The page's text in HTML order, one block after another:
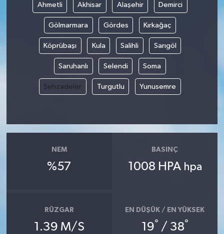
Ahmetli Akhisar Alaşehir Demirci
Gölmarmara Gördes Kırkağaç
Köprübaşı Kula Salihli Sarıgöl
Saruhanlı Selendi Soma
Şehzadeler Turgutlu Yunusemre
NEM
%57
BASINÇ
1008 HPA hpa
RÜZGAR
1.39 M/S
EN DÜŞÜK / EN YÜKSEK
19° / 38°